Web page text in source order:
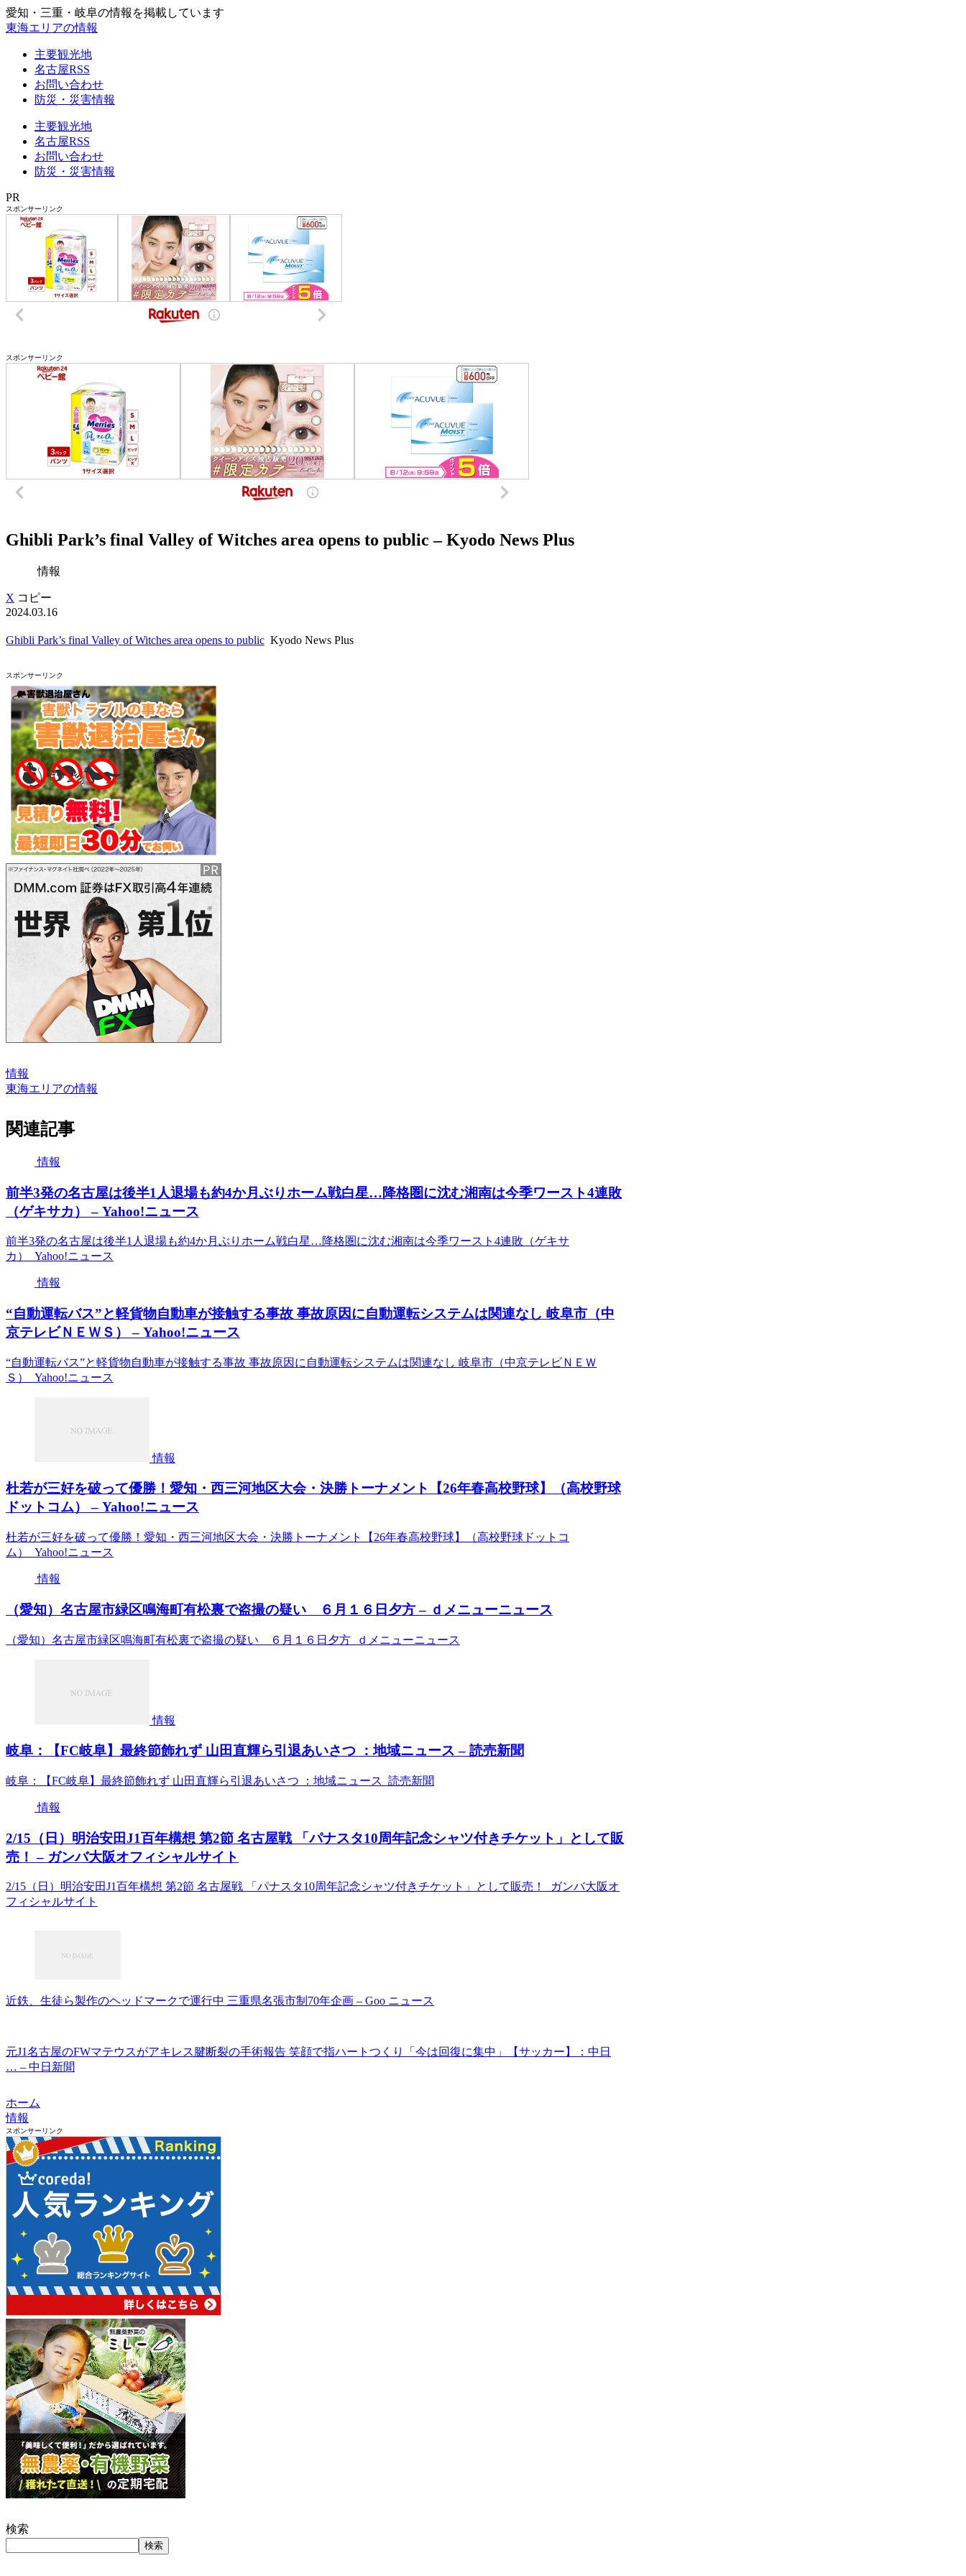
愛知・三重・岐阜の情報を掲載しています
東海エリアの情報
主要観光地
名古屋RSS
お問い合わせ
防災・災害情報
主要観光地
名古屋RSS
お問い合わせ
防災・災害情報
PR
スポンサーリンク
スポンサーリンク
Ghibli Park’s final Valley of Witches area opens to public – Kyodo News Plus
情報
X コピー
2024.03.16
Ghibli Park’s final Valley of Witches area opens to public Kyodo News Plus
スポンサーリンク
情報
東海エリアの情報
関連記事
情報
前半3発の名古屋は後半1人退場も約4か月ぶりホーム戦白星…降格圏に沈む湘南は今季ワースト4連敗
（ゲキサカ） – Yahoo!ニュース
前半3発の名古屋は後半1人退場も約4か月ぶりホーム戦白星…降格圏に沈む湘南は今季ワースト4連敗（ゲキサ
カ） Yahoo!ニュース
情報
“自動運転バス”と軽貨物自動車が接触する事故 事故原因に自動運転システムは関連なし 岐阜市（中
京テレビＮＥＷＳ） – Yahoo!ニュース
“自動運転バス”と軽貨物自動車が接触する事故 事故原因に自動運転システムは関連なし 岐阜市（中京テレビＮＥＷ
Ｓ） Yahoo!ニュース
情報
杜若が三好を破って優勝！愛知・西三河地区大会・決勝トーナメント【26年春高校野球】（高校野球
ドットコム） – Yahoo!ニュース
杜若が三好を破って優勝！愛知・西三河地区大会・決勝トーナメント【26年春高校野球】（高校野球ドットコ
ム） Yahoo!ニュース
情報
（愛知）名古屋市緑区鳴海町有松裏で盗撮の疑い ６月１６日夕方 – ｄメニューニュース
（愛知）名古屋市緑区鳴海町有松裏で盗撮の疑い ６月１６日夕方 ｄメニューニュース
情報
岐阜：【FC岐阜】最終節飾れず 山田直輝ら引退あいさつ ：地域ニュース – 読売新聞
岐阜：【FC岐阜】最終節飾れず 山田直輝ら引退あいさつ ：地域ニュース 読売新聞
情報
2/15（日）明治安田J1百年構想 第2節 名古屋戦 「パナスタ10周年記念シャツ付きチケット」として販
売！ – ガンバ大阪オフィシャルサイト
2/15（日）明治安田J1百年構想 第2節 名古屋戦 「パナスタ10周年記念シャツ付きチケット」として販売！ ガンバ大阪オ
フィシャルサイト
近鉄、生徒ら製作のヘッドマークで運行中 三重県名張市制70年企画 – Goo ニュース
元J1名古屋のFWマテウスがアキレス腱断裂の手術報告 笑顔で指ハートつくり「今は回復に集中」【サッカー】：中日
… – 中日新聞
ホーム
情報
スポンサーリンク
検索
検索